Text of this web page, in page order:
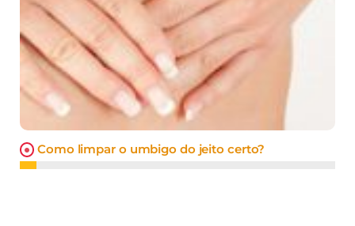
Como limpar o umbigo do jeito certo?